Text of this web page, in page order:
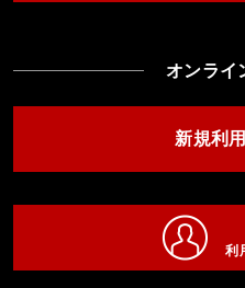
オンライ
新規利
利